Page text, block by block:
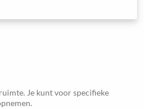
Je kunt voor specifieke